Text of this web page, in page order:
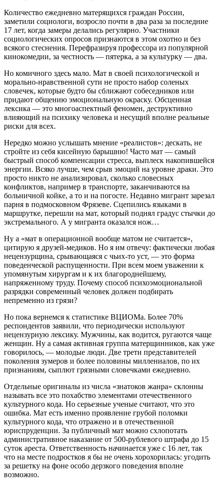
Количество ежедневно матерящихся граждан России,
заметили социологи, возросло почти в два раза за последние
17 лет, когда замеры делались регулярно. Участники
социологических опросов признаются в этом охотно и без
всякого стеснения. Перефразируя профессора из популярной
кинокомедии, за честность — пятерка, а за культурку — два.
Но комичного здесь мало. Мат в своей психологической и
морально-нравственной сути не просто набор соленых
словечек, которые будто бы сближают собеседников или
придают общению эмоциональную окраску. Обсценная
лексика — это многоаспектный феномен, деструктивно
влияющий на психику человека и несущий вполне реальные
риски для всех.
Нередко можно услышать мнение «реалистов»: дескать, не
стройте из себя кисейную барышню! Часто мат — самый
быстрый способ компенсации стресса, выплеск накопившейся
энергии. Всяко лучше, чем срыв эмоций на уровне драки. Это
просто никто не анализировал, сколько словесных
конфликтов, например в транспорте, заканчиваются на
больничной койке, а то и на погосте. Недавно мигрант зарезал
парня в подмосковном Фрязеве. Сцепились языками в
маршрутке, перешли на мат, который поднял градус стычки до
экстремального. А у мигранта оказался нож…
Ну а «мат в операционной вообще матом не считается»,
цитирую я друзей-медиков. Но я им отвечу: фактически любая
нецензурщина, срывающаяся с чьих-то уст, — это форма
поведенческой распущенности. При всем моем уважении к
упомянутым хирургам и к их благороднейшему,
напряженному труду. Почему способ психоэмоциональной
разрядки современный человек должен подбирать
непременно из грязи?
Но пока вернемся к статистике ВЦИОМа. Более 70%
респондентов заявили, что периодически используют
нецензурную лексику. Мужчины, как водится, ругаются чаще
женщин. Ну а самая активная группа матерщинников, как уже
говорилось, — молодые люди. Две трети представителей
поколения зумеров и более половины миллениалов, по их
признаниям, сыплют грязными словечками ежедневно.
Отдельные оригиналы из числа «знатоков жанра» склонны
называть все это похабство элементами оте­чественного
культурного кода. Но серьезные ученые считают, что это
ошибка. Мат есть именно проявление грубой поломки
культурного кода, что отражено и в отечественной
юриспруденции. За публичный мат можно схлопотать
административное наказание от 500-рублевого штрафа до 15
суток ареста. Ответственность начинается уже с 16 лет, так
что на месте подростков я бы не очень хорохорилась: угодить
за решетку на фоне особо дерзкого поведения вполне
возможно.